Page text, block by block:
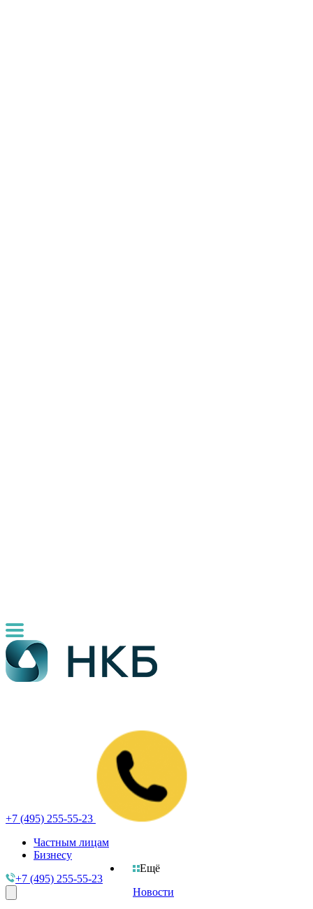
+7 (495) 255-55-23
Частным лицам
Бизнесу
Ещё
Новости
+7 (495) 255-55-23